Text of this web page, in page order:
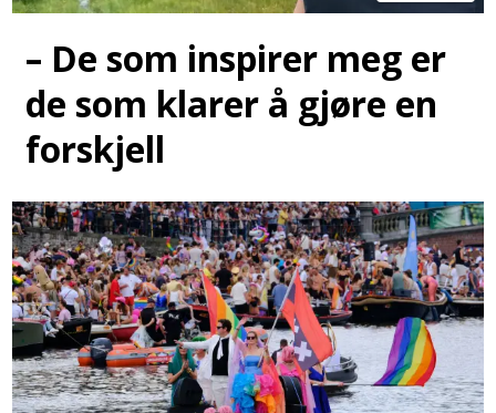
– De som inspirer meg er
de som klarer å gjøre en
forskjell